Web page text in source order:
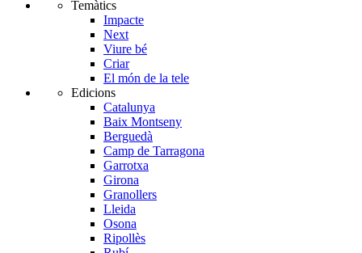
Temàtics
Impacte
Next
Viure bé
Criar
El món de la tele
Edicions
Catalunya
Baix Montseny
Berguedà
Camp de Tarragona
Garrotxa
Girona
Granollers
Lleida
Osona
Ripollès